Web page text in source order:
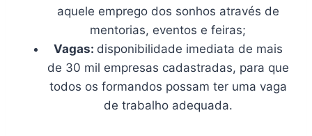
aquele emprego dos sonhos através de
mentorias, eventos e feiras;
Vagas: disponibilidade imediata de mais
de 30 mil empresas cadastradas, para que
todos os formandos possam ter uma vaga
de trabalho adequada.